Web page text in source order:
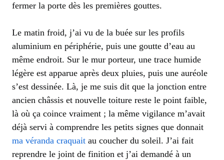
fermer la porte dès les premières gouttes.
Le matin froid, j’ai vu de la buée sur les profils
aluminium en périphérie, puis une goutte d’eau au
même endroit. Sur le mur porteur, une trace humide
légère est apparue après deux pluies, puis une auréole
s’est dessinée. Là, je me suis dit que la jonction entre
ancien châssis et nouvelle toiture reste le point faible,
là où ça coince vraiment ; la même vigilance m’avait
déjà servi à comprendre les petits signes que donnait
ma véranda craquait au coucher du soleil. J’ai fait
reprendre le joint de finition et j’ai demandé à un